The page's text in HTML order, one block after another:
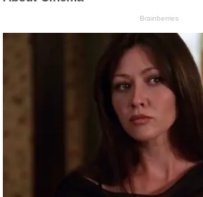
Brainberries